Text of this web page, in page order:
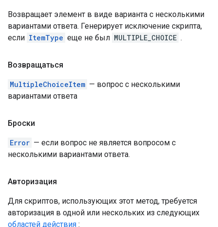
Возвращает элемент в виде варианта с несколькими
вариантами ответа. Генерирует исключение скрипта,
если ItemType еще не был MULTIPLE_CHOICE .
Возвращаться
MultipleChoiceItem — вопрос с несколькими
вариантами ответа
Броски
Error — если вопрос не является вопросом с
несколькими вариантами ответа.
Авторизация
Для скриптов, использующих этот метод, требуется
авторизация в одной или нескольких из следующих
областей действия :